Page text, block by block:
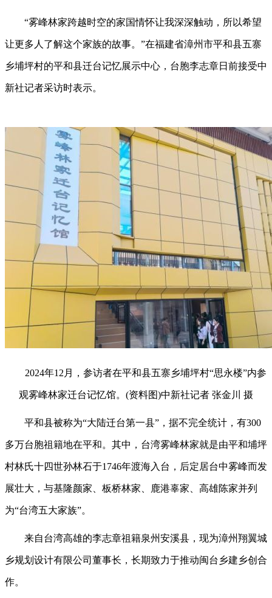
“雾峰林家跨越时空的家国情怀让我深深触动，所以希望
让更多人了解这个家族的故事。”在福建省漳州市平和县五寨
乡埔坪村的平和县迁台记忆展示中心，台胞李志章日前接受中
新社记者采访时表示。
2024年12月，参访者在平和县五寨乡埔坪村“思永楼”内参
观雾峰林家迁台记忆馆。(资料图)中新社记者 张金川 摄
平和县被称为“大陆迁台第一县”，据不完全统计，有300
多万台胞祖籍地在平和。其中，台湾雾峰林家就是由平和埔坪
村林氏十四世孙林石于1746年渡海入台，后定居台中雾峰而发
展壮大，与基隆颜家、板桥林家、鹿港辜家、高雄陈家并列
为“台湾五大家族”。
来自台湾高雄的李志章祖籍泉州安溪县，现为漳州翔翼城
乡规划设计有限公司董事长，长期致力于推动闽台乡建乡创合
作。